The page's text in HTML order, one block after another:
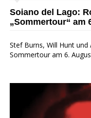
Soiano del Lago:
„Sommertour“ am
Stef Burns, Will Hunt
Sommertour am 6.